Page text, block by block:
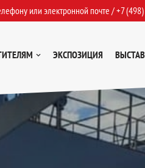
или электронной почте /+7
ЭКСПОЗИЦИЯ